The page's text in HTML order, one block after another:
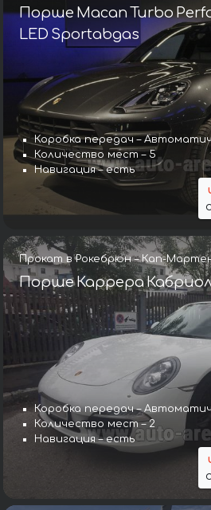
Порше Macan Turbo
LED Sportabgas
Коробка передач –
Количество мест – 5
Навигация – есть
Прокат в Рокебрюн – Кап-
Порше Каррера
Коробка передач –
Количество мест – 2
Навигация – есть